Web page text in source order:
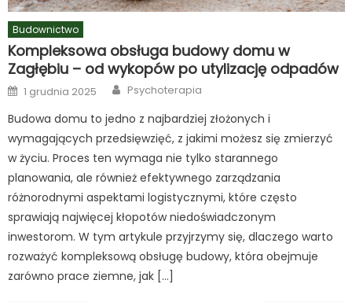
Budownictwo
Kompleksowa obsługa budowy domu w
Zagłębiu – od wykopów po utylizację odpadów
Posted
on
1 grudnia 2025 Author
Psychoterapia
Budowa domu to jedno z najbardziej złożonych i
wymagających przedsięwzięć, z jakimi możesz się zmierzyć
w życiu. Proces ten wymaga nie tylko starannego
planowania, ale również efektywnego zarządzania
różnorodnymi aspektami logistycznymi, które często
sprawiają najwięcej kłopotów niedoświadczonym
inwestorom. W tym artykule przyjrzymy się, dlaczego warto
rozważyć kompleksową obsługę budowy, która obejmuje
zarówno prace ziemne, jak […]